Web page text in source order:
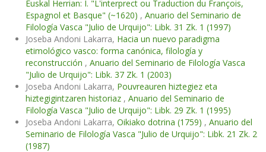
Euskal Herrian: I. "L'interprect ou Traduction du François,
Espagnol et Basque" (~1620) , Anuario del Seminario de
Filología Vasca "Julio de Urquijo": Libk. 31 Zk. 1 (1997)
Joseba Andoni Lakarra, Hacia un nuevo paradigma
etimológico vasco: forma canónica, filología y
reconstrucción , Anuario del Seminario de Filología Vasca
"Julio de Urquijo": Libk. 37 Zk. 1 (2003)
Joseba Andoni Lakarra, Pouvreauren hiztegiez eta
hiztegigintzaren historiaz , Anuario del Seminario de
Filología Vasca "Julio de Urquijo": Libk. 29 Zk. 1 (1995)
Joseba Andoni Lakarra, Oikiako dotrina (1759) , Anuario del
Seminario de Filología Vasca "Julio de Urquijo": Libk. 21 Zk. 2
(1987)